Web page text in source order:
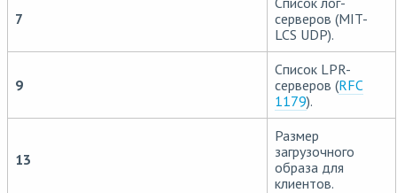
7
серверов (MIT-
LCS UDP).
9
Список LPR-
серверов (RFC
1179).
13
Размер
загрузочного
образа для
клиентов.